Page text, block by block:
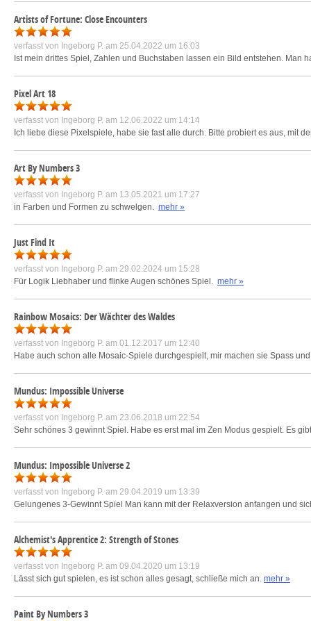
Artists of Fortune: Close Encounters
verfasst von Ingeborg P. am 25.04.2022 um 16:03
Ist mein drittes Spiel, Zahlen und Buchstaben lassen ein Bild entstehen. Man
Pixel Art 18
verfasst von Ingeborg P. am 12.06.2022 um 14:14
Ich liebe diese Pixelspiele, habe sie fast alle durch. Bitte probiert es aus, mit
Art By Numbers 3
verfasst von Ingeborg P. am 13.05.2021 um 17:27
in Farben und Formen zu schwelgen. mehr »
Just Find It
verfasst von Ingeborg P. am 29.02.2024 um 15:28
Für Logik Liebhaber und flinke Augen schönes Spiel. mehr »
Rainbow Mosaics: Der Wächter des Waldes
verfasst von Ingeborg P. am 01.12.2017 um 12:40
Habe auch schon alle Mosaic-Spiele durchgespielt, mir machen sie Spass
Mundus: Impossible Universe
verfasst von Ingeborg P. am 23.06.2018 um 22:54
Sehr schönes 3 gewinnt Spiel. Habe es erst mal im Zen Modus gespielt. Es
Mundus: Impossible Universe 2
verfasst von Ingeborg P. am 29.04.2019 um 13:39
Gelungenes 3-Gewinnt Spiel Man kann mit der Relaxversion anfangen und
Alchemist's Apprentice 2: Strength of Stones
verfasst von Ingeborg P. am 09.04.2020 um 13:19
Lässt sich gut spielen, es ist schon alles gesagt, schließe mich an. mehr »
Paint By Numbers 3